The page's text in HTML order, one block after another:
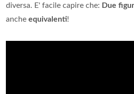
diversa. E' facile capire che: Due
anche equivalenti!